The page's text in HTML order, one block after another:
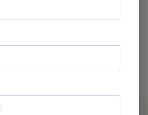
und Humor die
ist mein Anliegen.